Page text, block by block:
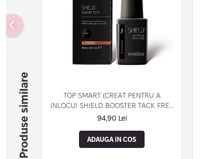
Produse similare
TOP SMART (CREAT PENTRU A
INLOCUI SHIELD BOOSTER TACK FREE
TOP COAT)
94,90 Lei
ADAUGA IN COS